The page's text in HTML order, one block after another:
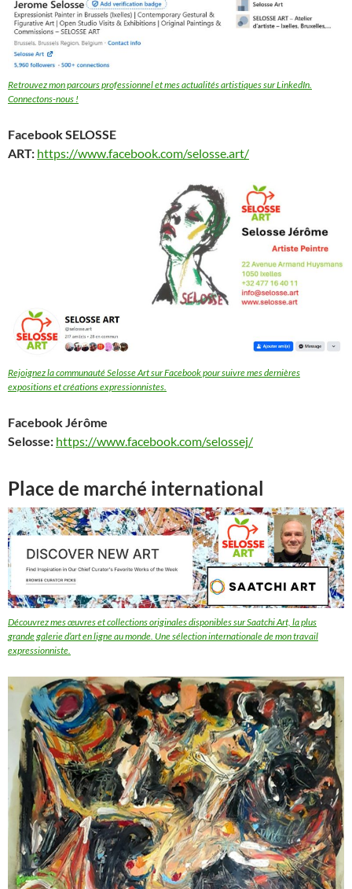
Retrouvez mon parcours professionnel et mes actualités artistiques sur LinkedIn.
Connectons-nous !
Facebook SELOSSE
ART: https://www.facebook.com/selosse.art/
Rejoignez la communauté Selosse Art sur Facebook pour suivre mes dernières
expositions et créations expressionnistes.
Facebook Jérôme
Selosse: https://www.facebook.com/selossej/
Place de marché international
Découvrez mes œuvres et collections originales disponibles sur Saatchi Art, la plus
grande galerie d’art en ligne au monde. Une sélection internationale de mon travail
expressionniste.